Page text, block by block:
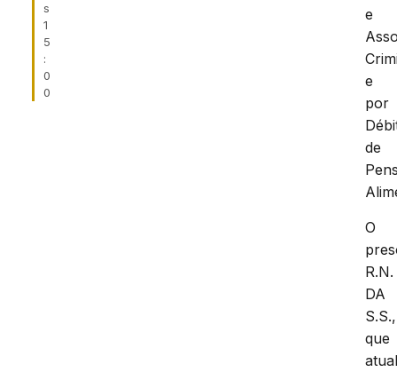
s
1
5
:
0
0
e
e
por
de
O
R.N.
DA
S.S.,
que